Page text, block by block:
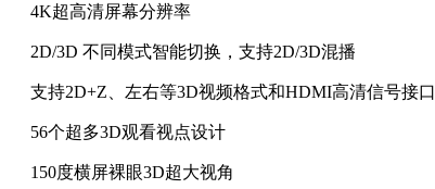
4K超高清屏幕分辨率
2D/3D 不同模式智能切换，支持2D/3D混播
支持2D+Z、左右等3D视频格式和HDMI高清信号接口
56个超多3D观看视点设计
150度横屏裸眼3D超大视角